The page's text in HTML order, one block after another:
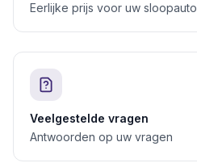
Eerlijke prijs voor uw sloopauto
Veelgestelde vragen
Antwoorden op uw vragen